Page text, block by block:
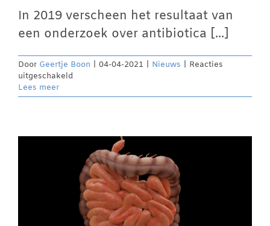
In 2019 verscheen het resultaat van
een onderzoek over antibiotica [...]
Door Geertje Boon | 04-04-2021 | Nieuws | Reacties
uitgeschakeldvoor
en
Lees meer